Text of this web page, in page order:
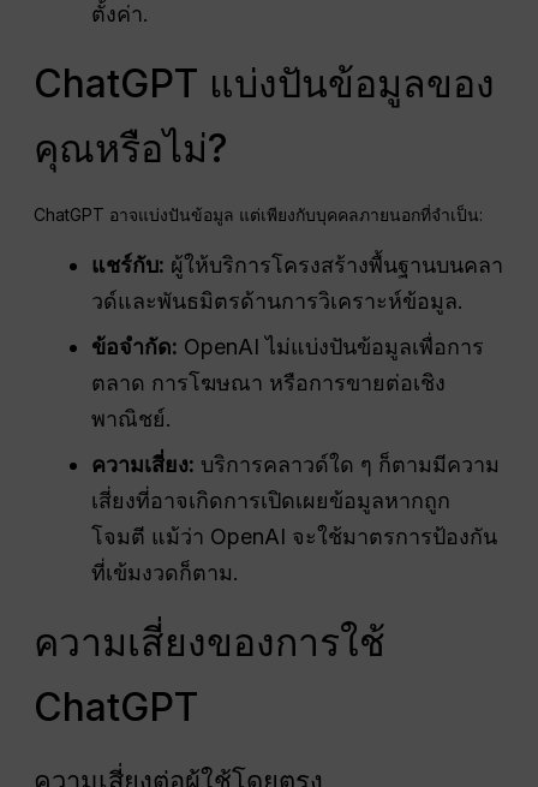
ตั้งค่า.
ChatGPT แบ่งปันข้อมูลของ
คุณหรือไม่?
ChatGPT อาจแบ่งปันข้อมูล แต่เพียงกับบุคคลภายนอกที่จำเป็น:
แชร์กับ: ผู้ให้บริการโครงสร้างพื้นฐานบนคลา
วด์และพันธมิตรด้านการวิเคราะห์ข้อมูล.
ข้อจำกัด: OpenAI ไม่แบ่งปันข้อมูลเพื่อการ
ตลาด การโฆษณา หรือการขายต่อเชิง
พาณิชย์.
ความเสี่ยง: บริการคลาวด์ใด ๆ ก็ตามมีความ
เสี่ยงที่อาจเกิดการเปิดเผยข้อมูลหากถูก
โจมตี แม้ว่า OpenAI จะใช้มาตรการป้องกัน
ที่เข้มงวดก็ตาม.
ความเสี่ยงของการใช้
ChatGPT